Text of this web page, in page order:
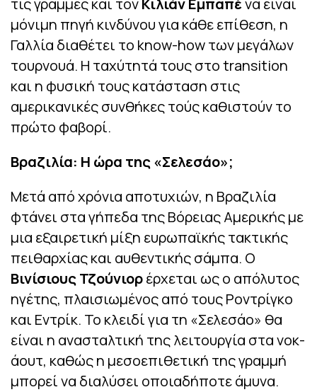
τις γραμμές και τον Κιλιάν Εμπαπένα είναι
μόνιμη πηγή κινδύνου για κάθε επίθεση, η
Γαλλία διαθέτει το know-how των μεγάλων
τουρνουά. Η ταχύτητά τους στο transition
και η φυσική τους κατάσταση στις
αμερικανικές συνθήκες τούς καθιστούν το
πρώτο φαβορί.
Βραζιλία: Η ώρα της «Σελεσάο»;
Μετά από χρόνια αποτυχιών, η Βραζιλία
φτάνει στα γήπεδα της Βόρειας Αμερικής με
μια εξαιρετική μίξη ευρωπαϊκής τακτικής
πειθαρχίας και αυθεντικής σάμπα. Ο
Βινίσιους Τζούνιορέρχεται ως ο απόλυτος
ηγέτης, πλαισιωμένος από τους Ροντρίγκο
και Εντρίκ. Το κλειδί για τη «Σελεσάο» θα
είναι η ανασταλτική της λειτουργία στα νοκ-
άουτ, καθώς η μεσοεπιθετική της γραμμή
μπορεί να διαλύσει οποιαδήποτε άμυνα.